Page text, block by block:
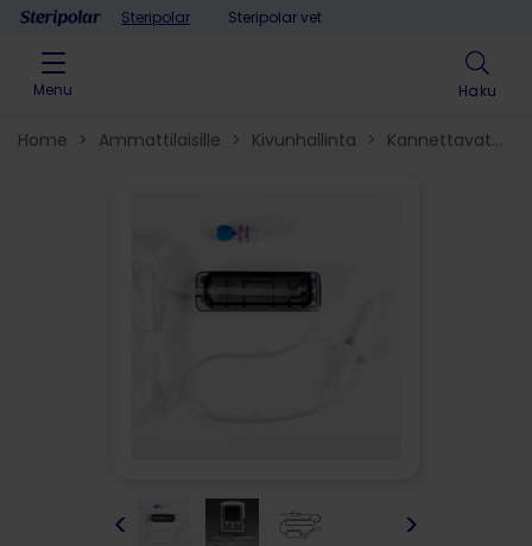
Skip to contentSteripolar Steripolar vet
Menu Haku
Home > Ammattilaisille > Kivunhallinta > Kannettavat
>
<